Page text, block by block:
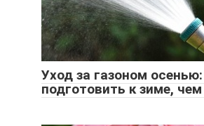
Уход за газоном
подготовить к зиме,